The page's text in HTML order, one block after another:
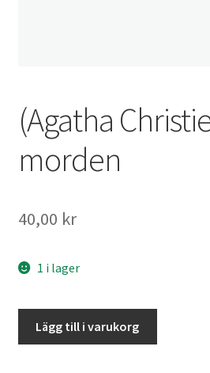
(Agatha
morden
40,00 kr
1 i lager
morden
Lägg till i varukorg